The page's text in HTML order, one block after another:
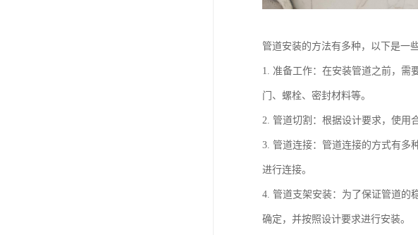
管道安装的方法有多种，以下是一
1. 准备工作：在安装管道之前，需
门、螺栓、密封材料等。
2. 管道切割：根据设计要求，使用
3. 管道连接：管道连接的方式有多
进行连接。
4. 管道支架安装：为了保证管道的
确定，并按照设计要求进行安装。